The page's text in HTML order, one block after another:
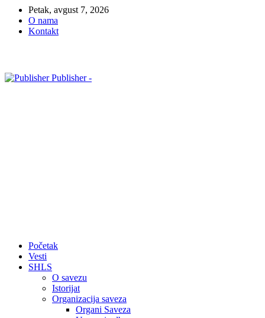
Petak, avgust 7, 2026
O nama
Kontakt
Publisher -
Početak
Vesti
SHLS
O savezu
Istorijat
Organizacija saveza
Organi Saveza